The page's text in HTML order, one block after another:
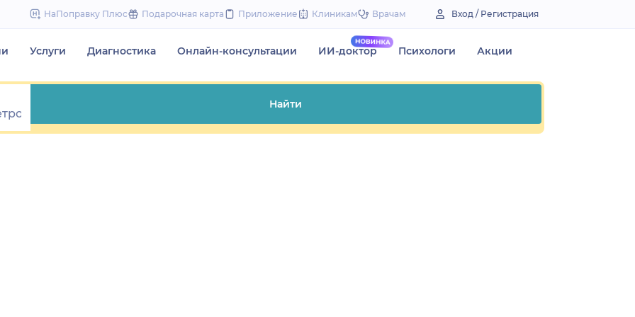
to
НаПоправку Плюс Подарочная карта Приложение Клиникам Врачам Вход / Регистрация
Услуги Диагностика Онлайн-консультации ИИ-доктор Психологи Акции
Найти